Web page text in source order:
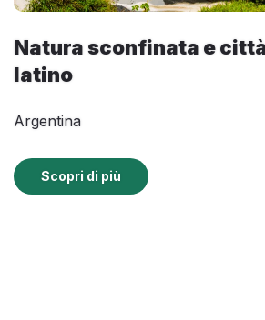
Natura sconfinata e
latino
Argentina
Scopri di più